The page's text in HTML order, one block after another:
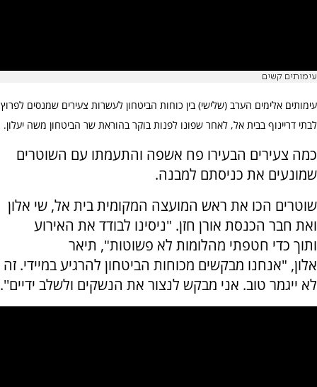
עימותים קשים
עימותים אלימים הערב (שלישי) בין כוחות הביטחון לעשרות צעירים שמנסים לפרוץ
לבתי דריינוף בבית אל, לאחר שפונו לפנות בוקר בהוראת שר הביטחון משה יעלון.
כמה צעירים הבעירו פח אשפה והתעמתו עם השוטרים
שמונעים את כניסתם למבנה.
שוטרים הכו את ראש המועצה המקומית בית אל, שי אלון
ואת חבר הכנסת אורן חזן. "ניסינו לבודד את האירוע
ותוך כדי חטפתי מהלומות לא פשוטות", תיאר
אלון, "אנחנו מבקשים מכוחות הביטחון להרגיע במיידי. זה
לא ייגמר טוב. אני מבקש לנצור את הנשקים ולשלב ידיים''.